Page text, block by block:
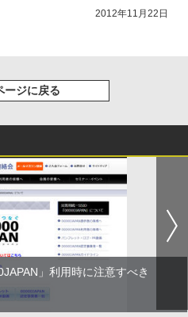
2012年11月22日
ージに戻る
」利用時に注意すべき